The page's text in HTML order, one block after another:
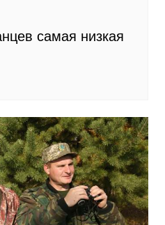
самая низкая